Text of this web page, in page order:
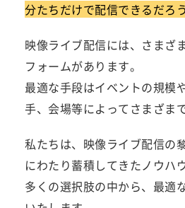
分たちだけで配信できるだろ
映像ライブ配信には、さまざ
フォームがあります。
最適な手段はイベントの規模
手、会場等によってさまざまで
私たちは、映像ライブ配信の
にわたり蓄積してきたノウハ
多くの選択肢の中から、最適